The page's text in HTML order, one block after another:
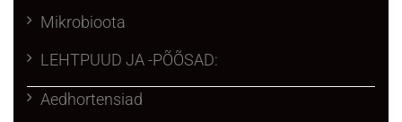
Mikrobioota
LEHTPUUD JA -PÕÕSAD:
Aedhortensiad